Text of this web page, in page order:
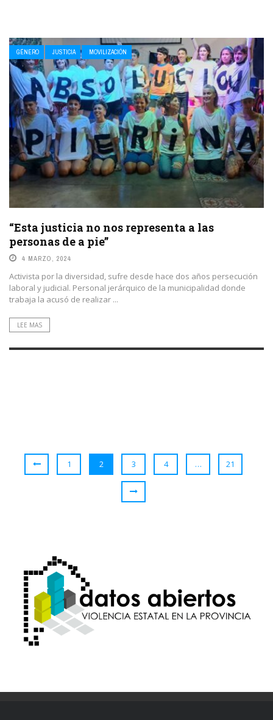
GÉNERO JUSTICIA MOVILIZACIÓN
“Esta justicia no nos representa a las
personas de a pie”
4 MARZO, 2024
Activista por la diversidad, sufre desde hace dos años persecución
laboral y judicial. Personal jerárquico de la municipalidad donde
trabaja la acusó de realizar ...
LEE MAS
1 2 3 4 … 21